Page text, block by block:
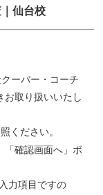
仙台校
ーバー・コーチ
お取り扱いいたし
ください。
「確認画面へ」ボ
力項目ですの